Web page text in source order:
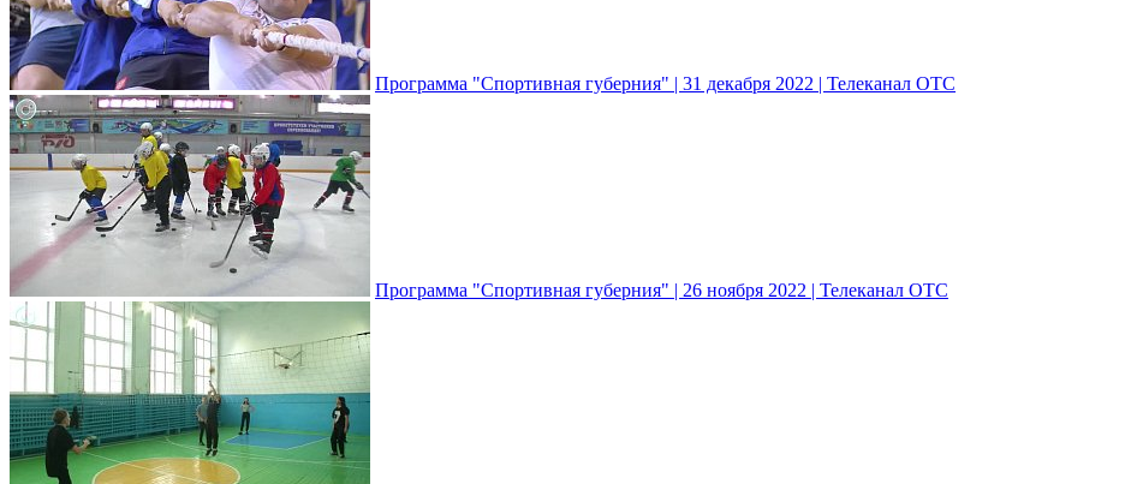
Программа "Спортивная губерния" | 31 декабря 2022 | Телеканал ОТС
Программа "Спортивная губерния" | 26 ноября 2022 | Телеканал ОТС